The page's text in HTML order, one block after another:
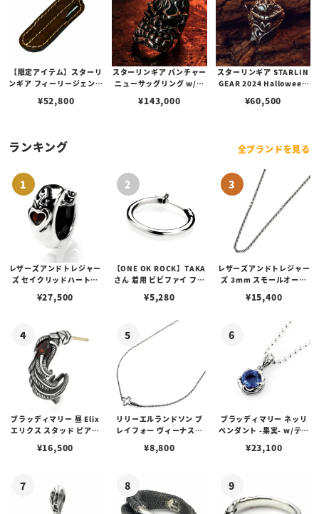
【限定アイテム】スターリ
ンギア フィーリージェント
トゥースピック
¥52,800
スターリンギア パンチャー
ニューサッグリング w/ブ
¥143,000
スターリンギア STARLIN
GEAR 2024 Halloween
¥60,500
ランキング 全ブランドを見る
レザーズアンドトレジャー
ズ セイクリッドハートピ
¥27,500
【ONE OK ROCK】TAKA
さん 着用 ビビファイ フー
¥5,280
レザーズアンドトレジャー
ズ 3mm スモールオーバ
ブスタークラスプ＆LTロ
¥15,400
ブラッディマリー 昼 Elix
エリクス スタッド ピアス
¥16,500
リリーエルランドソン プ
レイフォー ヴィーナスチ
¥8,800
ブラッディマリー ネッリ
ペンダント -果実- w/ティ
¥23,100